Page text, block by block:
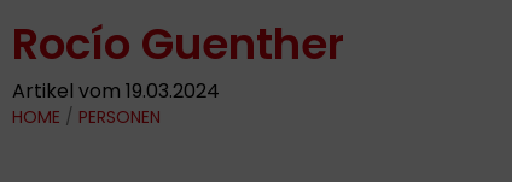
Rocío Guenther
Artikel vom 19.03.2024
HOME / PERSONEN